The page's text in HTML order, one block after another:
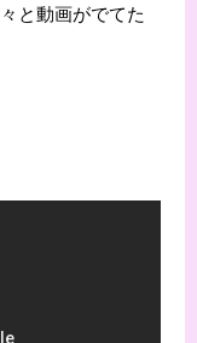
と動画がでてた